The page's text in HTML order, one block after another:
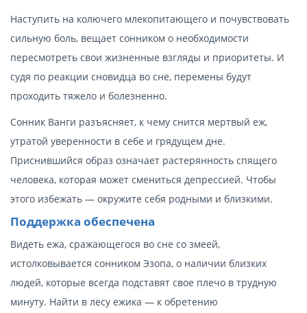
Наступить на колючего млекопитающего и почувствовать
сильную боль, вещает сонником о необходимости
пересмотреть свои жизненные взгляды и приоритеты. И
судя по реакции сновидца во сне, перемены будут
проходить тяжело и болезненно.
Сонник Ванги разъясняет, к чему снится мертвый еж,
утратой уверенности в себе и грядущем дне.
Приснившийся образ означает растерянность спящего
человека, которая может смениться депрессией. Чтобы
этого избежать — окружите себя родными и близкими.
Поддержка обеспечена
Видеть ежа, сражающегося во сне со змеей,
истолковывается сонником Эзопа, о наличии близких
людей, которые всегда подставят свое плечо в трудную
минуту. Найти в лесу ежика — к обретению